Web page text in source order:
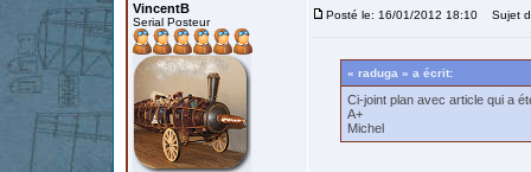
VincentB
Serial Posteur
Posté le: 16/01/2012 18:10 Sujet
« raduga » a écrit:
Ci-joint plan avec article qui a
A+
Michel